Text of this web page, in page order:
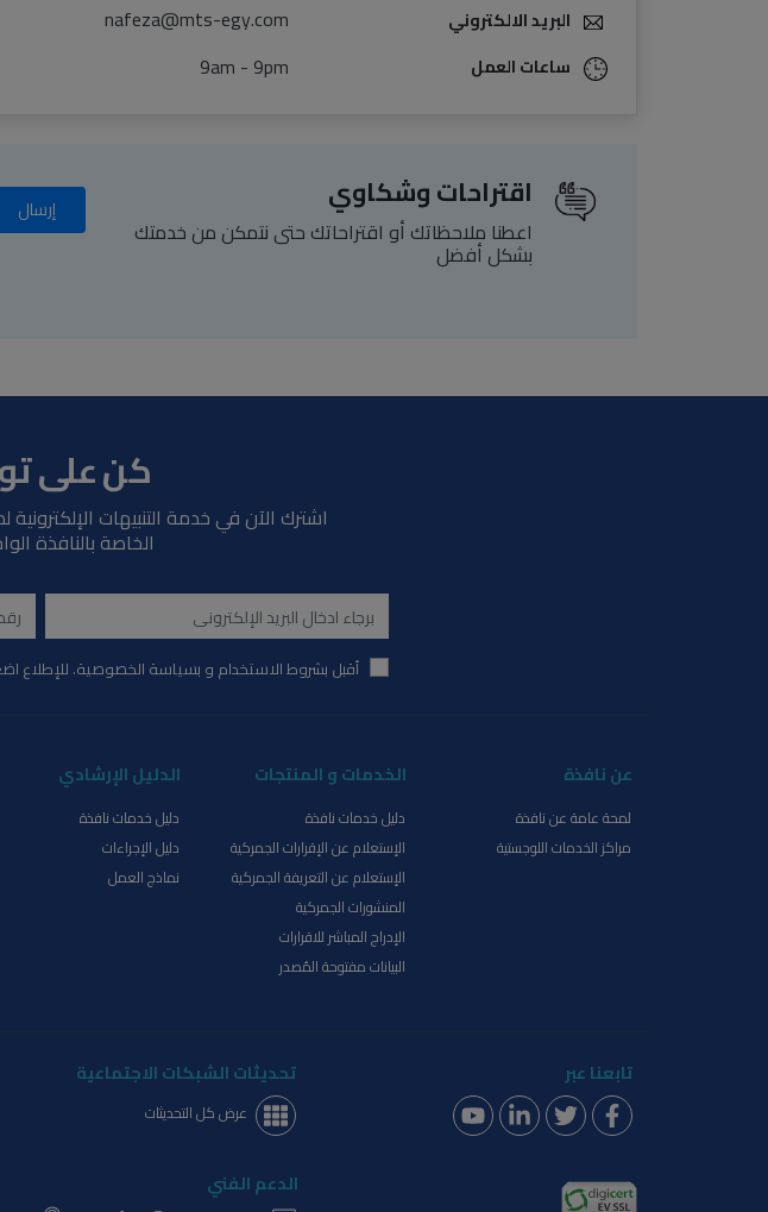
البريد الالكتروني nafeza@mts-egy.com
ساعات العمل 9am - 9pm
اقتراحات وشكاوي
اعطنا ملاحظاتك أو اقتراحاتك حتى نتمكن من خدمتك
بشكل أفضل
إرسال
كن على
اشترك الآن في خدمة التنبيهات
الخاصة بالنافذة
أقبل بشروط الاستخدام و بسياسة الخصوصية. للإطلاع
عن نافذة
لمحة عامة عن نافذة
مراكز الخدمات اللوجستية
الخدمات و المنتجات
دليل خدمات نافذة
الإستعلام عن الإقرارات الجمركية
الإستعلام عن التعريفة الجمركية
المنشورات الجمركية
الإدراج المباشر للاقرارات
البيانات مفتوحة المُصدر
الدليل الإرشادي
دليل خدمات نافذة
دليل الإجراءات
نماذج العمل
تابعنا عبر تحديثات الشبكات الاجتماعية
عرض كل التحديثات
الدعم الفني